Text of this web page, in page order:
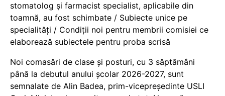
stomatolog și farmacist specialist, aplicabile din
toamnă, au fost schimbate / Subiecte unice pe
specialități / Condiții noi pentru membrii comisiei ce
elaborează subiectele pentru proba scrisă
Noi comasări de clase și posturi, cu 3 săptămâni
până la debutul anului școlar 2026-2027, sunt
semnalate de Alin Badea, prim-vicepreședinte USLI